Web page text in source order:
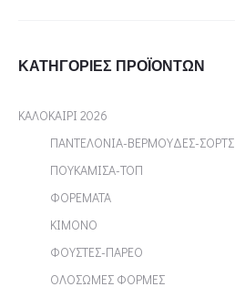
ΚΑΤΗΓΟΡΊΕΣ ΠΡΟΪΌΝΤΩΝ
ΚΑΛΟΚΑΙΡΙ 2026
ΠΑΝΤΕΛΟΝΙΑ-ΒΕΡΜΟΥΔΕΣ-ΣΟΡΤΣ
ΠΟΥΚΑΜΙΣΑ-ΤΟΠ
ΦΟΡΕΜΑΤΑ
ΚΙΜΟΝΟ
ΦΟΥΣΤΕΣ-ΠΑΡΕΟ
ΟΛΟΣΩΜΕΣ ΦΟΡΜΕΣ